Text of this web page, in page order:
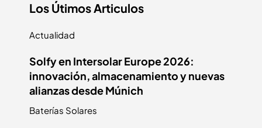
Los Útimos Articulos
Actualidad
Solfy en Intersolar Europe 2026:
innovación, almacenamiento y nuevas
alianzas desde Múnich
Baterías Solares